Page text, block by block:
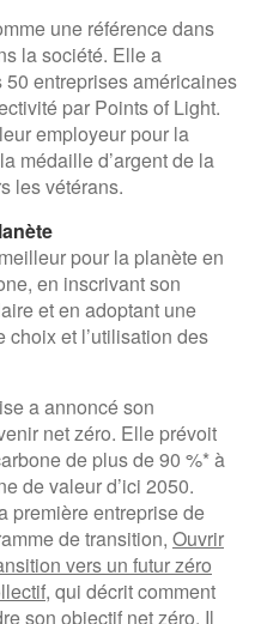
une référence dans
la société. Elle a
entreprises américaines
par Points of Light.
employeur pour la
médaille d’argent de la
les vétérans.
pour la planète en
en inscrivant son
et en adoptant une
et l’utilisation des
a annoncé son
net zéro. Elle prévoit
de plus de 90 %* à
de valeur d’ici 2050.
première entreprise de
de transition, Ouvrir
vers un futur zéro
, qui décrit comment
son objectif net zéro. Il